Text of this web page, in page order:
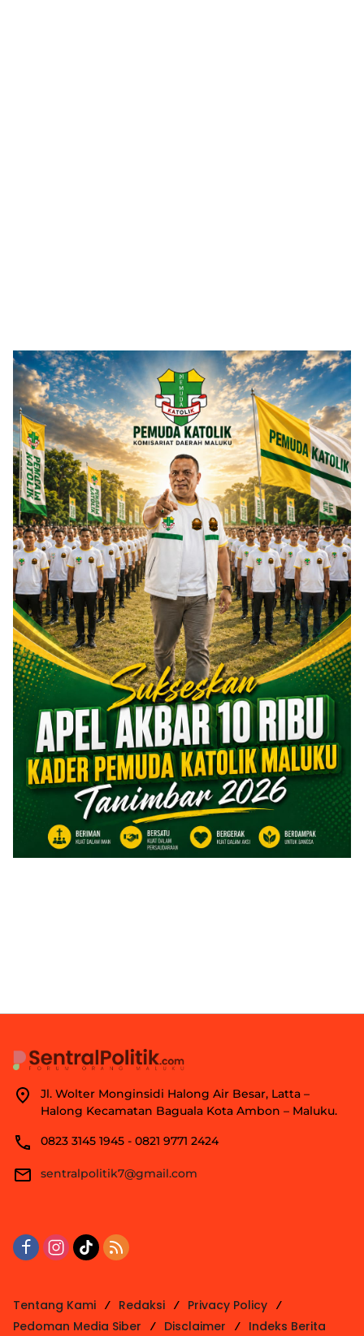
Jl. Wolter Monginsidi Halong Air Besar, Latta –
Halong Kecamatan Baguala Kota Ambon – Maluku.
0823 3145 1945 - 0821 9771 2424
sentralpolitik7@gmail.com
Tentang Kami Redaksi
Privacy Policy
Pedoman Media Siber
Disclaimer Indeks Berita